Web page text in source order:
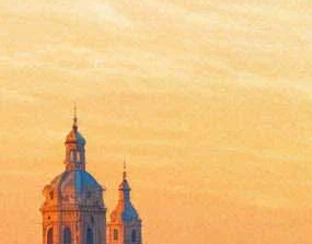
Венская опера не
08 апреля 2020,